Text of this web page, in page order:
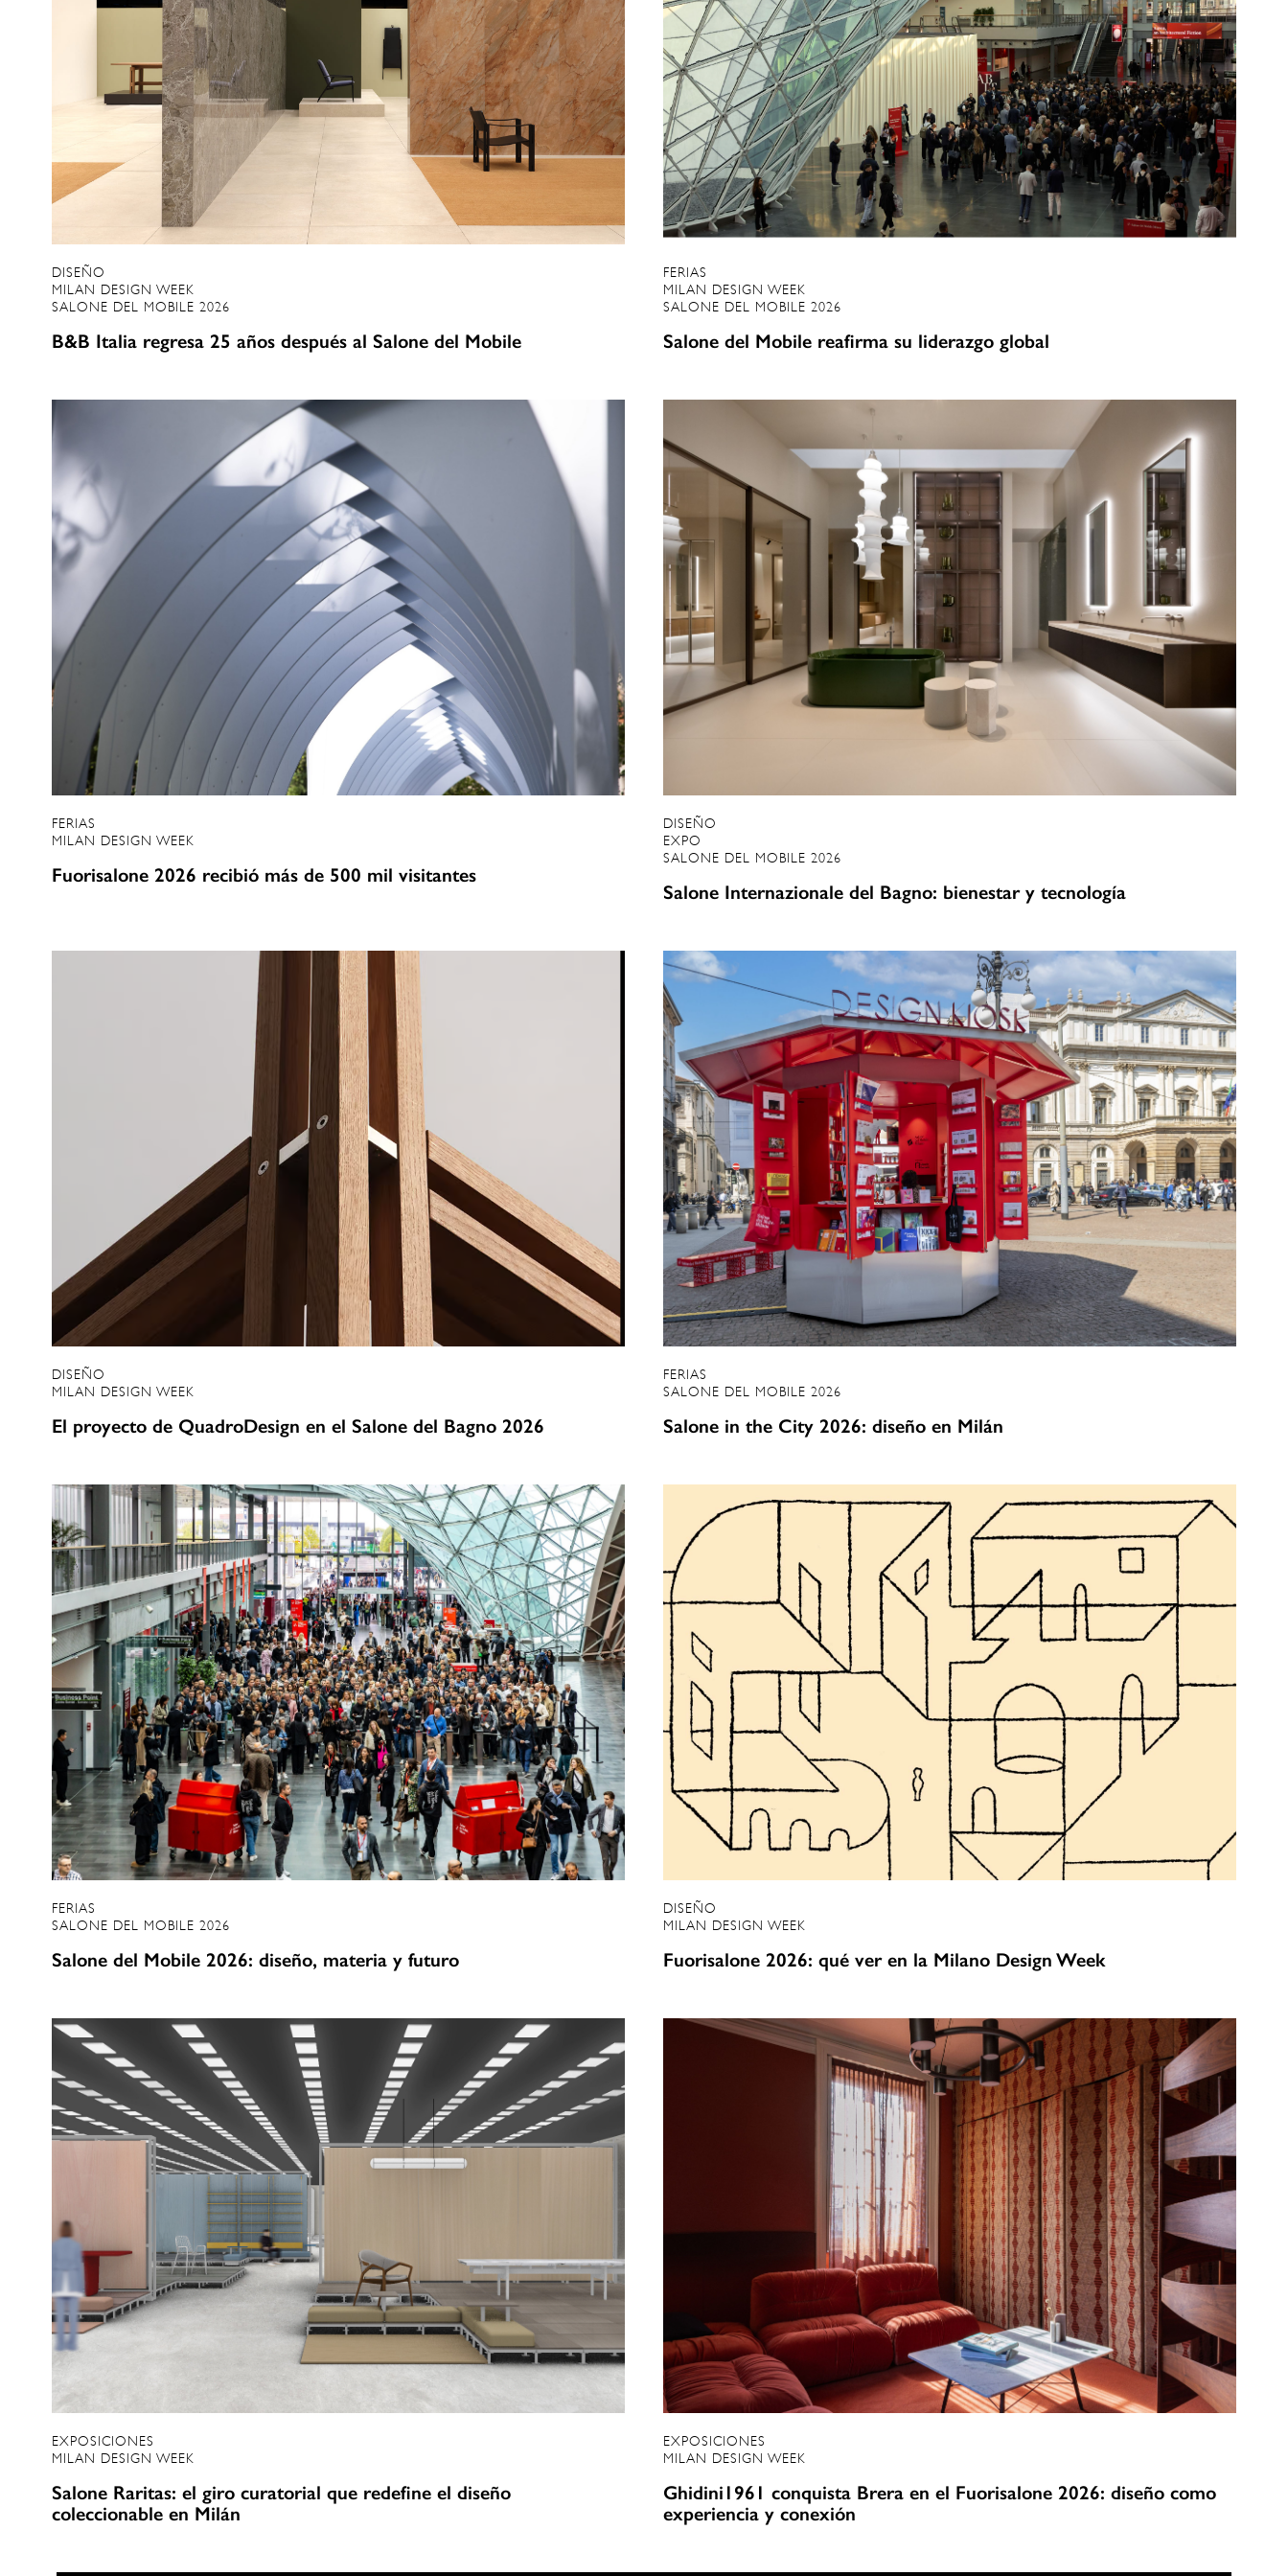
DISEÑO
MILAN DESIGN WEEK
SALONE DEL MOBILE 2026
B&B Italia regresa 25 años después al Salone del Mobile
FERIAS
MILAN DESIGN WEEK
SALONE DEL MOBILE 2026
Salone del Mobile reafirma su liderazgo global
FERIAS
MILAN DESIGN WEEK
Fuorisalone 2026 recibió más de 500 mil visitantes
DISEÑO
EXPO
SALONE DEL MOBILE 2026
Salone Internazionale del Bagno: bienestar y tecnología
DISEÑO
MILAN DESIGN WEEK
El proyecto de QuadroDesign en el Salone del Bagno 2026
FERIAS
SALONE DEL MOBILE 2026
Salone in the City 2026: diseño en Milán
FERIAS
SALONE DEL MOBILE 2026
Salone del Mobile 2026: diseño, materia y futuro
DISEÑO
MILAN DESIGN WEEK
Fuorisalone 2026: qué ver en la Milano Design Week
EXPOSICIONES
MILAN DESIGN WEEK
Salone Raritas: el giro curatorial que redefine el diseño
coleccionable en Milán
EXPOSICIONES
MILAN DESIGN WEEK
Ghidini1961 conquista Brera en el Fuorisalone 2026: diseño como
experiencia y conexión